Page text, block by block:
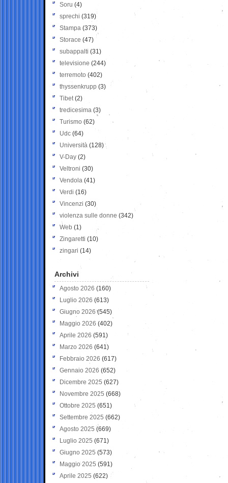
Soru (4)
sprechi (319)
Stampa (373)
Storace (47)
subappalti (31)
televisione(244)
terremoto (402)
thyssenkrupp (3)
Tibet(2)
tredicesima (3)
Turismo (62)
Udc (64)
Università (128)
V-Day (2)
Veltroni (30)
Vendola (41)
Verdi (16)
Vincenzi (30)
violenza sulle donne (342)
Web (1)
Zingaretti (10)
zingari (14)
Archivi
Agosto 2026 (160)
Luglio 2026 (613)
Giugno 2026 (545)
Maggio 2026 (402)
Aprile 2026 (591)
Marzo 2026 (641)
Febbraio 2026 (617)
Gennaio 2026 (652)
Dicembre 2025 (627)
Novembre 2025 (668)
Ottobre 2025 (651)
Settembre 2025 (662)
Agosto 2025 (669)
Luglio 2025 (671)
Giugno 2025 (573)
Maggio 2025 (591)
Aprile 2025 (622)